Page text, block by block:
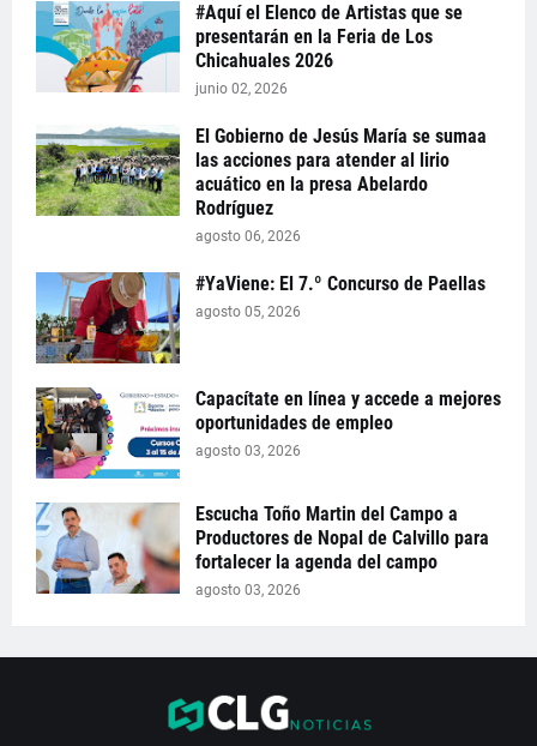
#Aquí el Elenco de Artistas que se
presentarán en la Feria de Los
Chicahuales 2026
junio 02, 2026
El Gobierno de Jesús María se sumaa
las acciones para atender al lirio
acuático en la presa Abelardo
Rodríguez
agosto 06, 2026
#YaViene: El 7.º Concurso de Paellas
agosto 05, 2026
Capacítate en línea y accede a mejores
oportunidades de empleo
agosto 03, 2026
Escucha Toño Martin del Campo a
Productores de Nopal de Calvillo para
fortalecer la agenda del campo
agosto 03, 2026